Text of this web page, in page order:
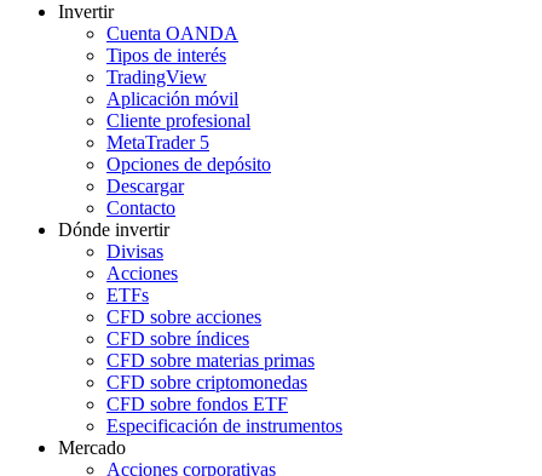
Invertir
Cuenta OANDA
Tipos de interés
TradingView
Aplicación móvil
Cliente profesional
MetaTrader 5
Opciones de depósito
Descargar
Contacto
Dónde invertir
Divisas
Acciones
ETFs
CFD sobre acciones
CFD sobre índices
CFD sobre materias primas
CFD sobre criptomonedas
CFD sobre fondos ETF
Especificación de instrumentos
Mercado
Acciones corporativas